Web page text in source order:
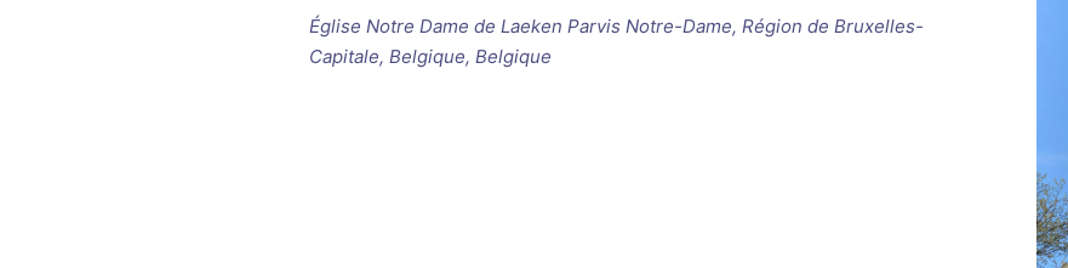
Église Notre Dame de Laeken Parvis Notre-Dame, Région de Bruxelles-
Capitale, Belgique, Belgique